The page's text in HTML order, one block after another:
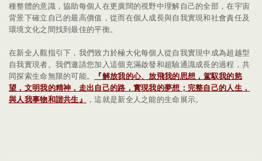
種整體的意識，協助每個人在更廣闊的視野中理解自己的全部，在宇宙
背景下確立自己的最高價值，從而在個人成長與自我實現和社會責任及
環境文化之間找到最佳的平衡。
在新全人觀指引下，我們致力於極大化每個人從自我實現中成為超越型
自我實現者。我們邀請您加入這個充滿啟發和超驗通識成長的過程，共
同探索生命無限的可能。
『解放我的心、放飛我的思想，駕馭我的慾
望，文明我的精神，走出自己的路，實現我的夢想；完整自己的人生，
與人我事物和諧共生』
，這就是新全人之能的生命展示。